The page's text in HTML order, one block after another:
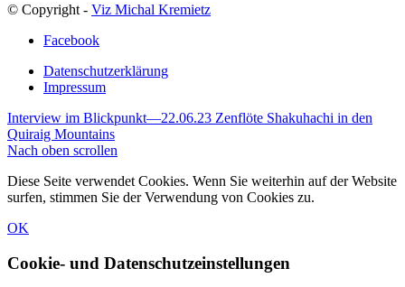
© Copyright - Viz Michal Kremietz
Facebook
Datenschutzerklärung
Impressum
Interview im Blickpunkt—22.06.23 Zenflöte Shakuhachi in den
Quiraig Mountains
Nach oben scrollen
Diese Seite verwendet Cookies. Wenn Sie weiterhin auf der Website
surfen, stimmen Sie der Verwendung von Cookies zu.
OK
Cookie- und Datenschutzeinstellungen